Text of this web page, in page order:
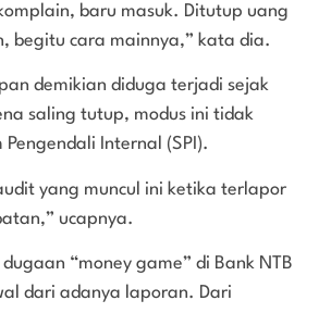
baru masuk. Ditutup uang
begitu cara mainnya,” kata dia.
demikian diduga terjadi sejak
saling tutup, modus ini tidak
Internal (SPI).
yang muncul ini ketika terlapor
ucapnya.
dugaan “money game” di Bank NTB
dari adanya laporan. Dari